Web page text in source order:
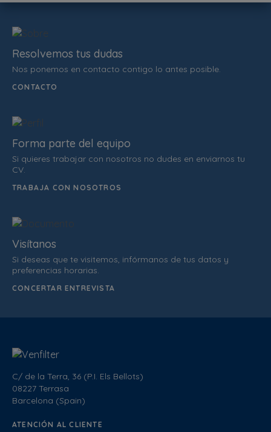
C/ de la Terra, 36 (P.I. Els Bellots)
08227 Terrasa
Barcelona (Spain)
ATENCIÓN AL CLIENTE
Resolvemos tus dudas
Nos ponemos en contacto contigo lo antes posible.
CONTACTO
Forma parte del equipo
Si quieres trabajar con nosotros no dudes en enviarnos tu
CV.
TRABAJA CON NOSOTROS
Visítanos
Si deseas que te visitemos, infórmanos de tus datos y
preferencias horarias.
CONCERTAR ENTREVISTA